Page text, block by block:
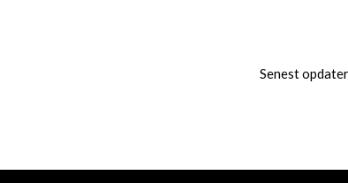
Senest